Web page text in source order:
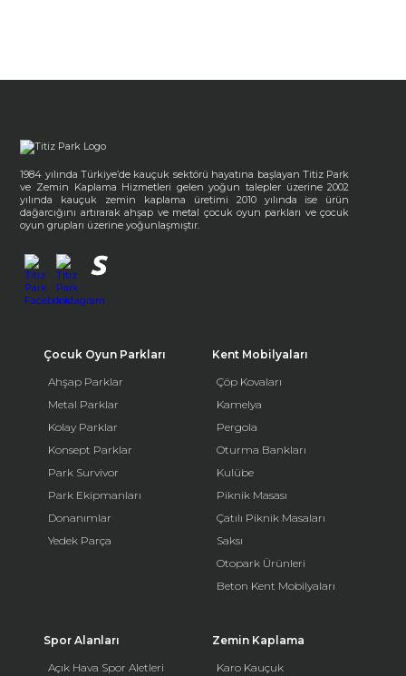
1984 yılında Türkiye’de kauçuk sektörü hayatına başlayan Titiz Park
ve Zemin Kaplama Hizmetleri gelen yoğun talepler üzerine 2002
yılında kauçuk zemin kaplama üretimi 2010 yılında ise ürün
dağarcığını artırarak ahşap ve metal çocuk oyun parkları ve çocuk
oyun grupları üzerine yoğunlaşmıştır.
Çocuk Oyun Parkları
Ahşap Parklar
Metal Parklar
Kolay Parklar
Konsept Parklar
Park Survivor
Park Ekipmanları
Donanımlar
Yedek Parça
Kent Mobilyaları
Çöp Kovaları
Kamelya
Pergola
Oturma Bankları
Kulübe
Piknik Masası
Çatılı Piknik Masaları
Saksı
Otopark Ürünleri
Beton Kent Mobilyaları
Spor Alanları
Açık Hava Spor Aletleri
Zemin Kaplama
Karo Kauçuk